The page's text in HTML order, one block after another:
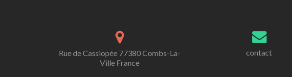
Rue de Cassiopée 77380 Combs-La-
Ville France
contact